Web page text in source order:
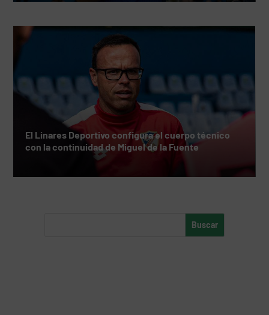
El Linares Deportivo configura el cuerpo técnico
con la continuidad de Miguel de la Fuente